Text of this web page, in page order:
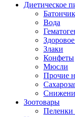
Диетическое
Вода
Злаки
Конфеты
Мюсли
Прочие
Зоотовары
Пеленки